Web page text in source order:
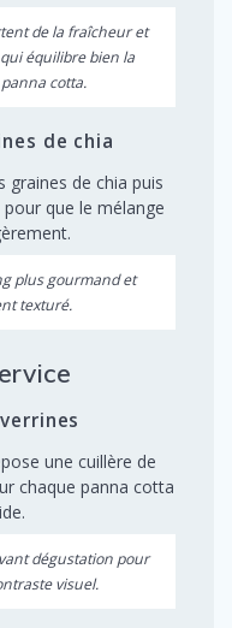
de la fraîcheur et
équilibre bien la
cotta.
de chia
graines de chia puis
que le mélange
plus gourmand et
texturé.
une cuillère de
chaque panna cotta
dégustation pour
visuel.